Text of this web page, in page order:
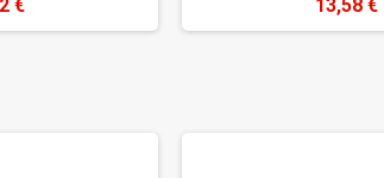
€ 13,58 €